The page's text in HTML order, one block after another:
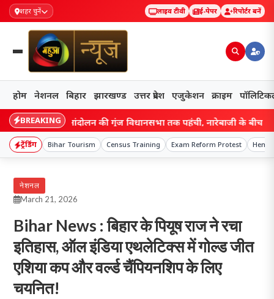
शहर चुनें लाइव टीवी ई-पेपर रिपोर्टर बनें
होम नेशनल बिहार झारखण्ड उत्तर प्रदेश एजुकेशन क्राइम
BREAKING
छात्र आंदोलन की गूंज विधानसभा तक पहुंची, नारेबाजी के बीच हेमंत
ट्रेंडिंग Bihar Tourism Census Training Exam Reform Protest
नेशनल
March 21, 2026
Bihar News : बिहार के पियूष राज ने रचा
इतिहास, ऑल इंडिया एथलेटिक्स में गोल्ड जीत
एशिया कप और वर्ल्ड चैंपियनशिप के लिए
चयनित!